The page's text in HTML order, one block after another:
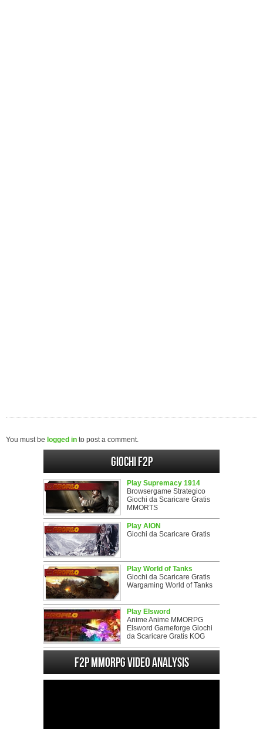
You must be logged in to post a comment.
Giochi F2P
Play Supremacy 1914
Browsergame Strategico
Giochi da Scaricare Gratis
MMORTS
Play AION
Giochi da Scaricare Gratis
Play World of Tanks
Giochi da Scaricare Gratis
Wargaming World of Tanks
Play Elsword
Anime Anime MMORPG
Elsword Gameforge Giochi
da Scaricare Gratis KOG
F2P MMORPG Video analysis